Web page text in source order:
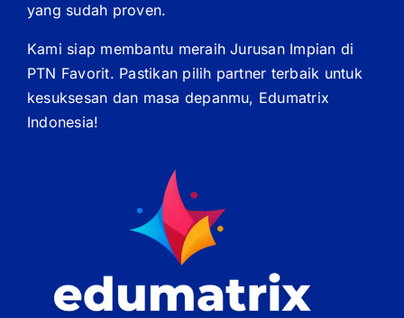
yang sudah proven.
Kami siap membantu meraih Jurusan Impian di
PTN Favorit. Pastikan pilih partner terbaik untuk
kesuksesan dan masa depanmu, Edumatrix
Indonesia!